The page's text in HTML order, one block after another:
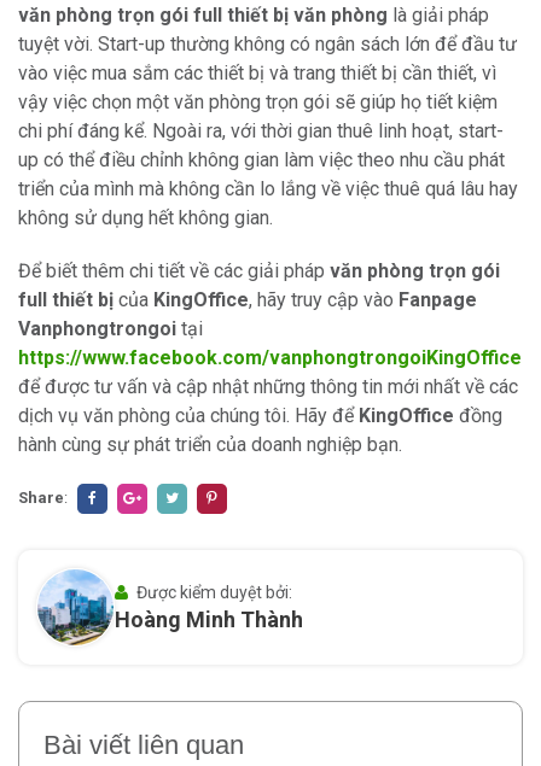
văn phòng trọn gói full thiết bị văn phòng là giải pháp
tuyệt vời. Start-up thường không có ngân sách lớn để đầu tư
vào việc mua sắm các thiết bị và trang thiết bị cần thiết, vì
vậy việc chọn một văn phòng trọn gói sẽ giúp họ tiết kiệm
chi phí đáng kể. Ngoài ra, với thời gian thuê linh hoạt, start-
up có thể điều chỉnh không gian làm việc theo nhu cầu phát
triển của mình mà không cần lo lắng về việc thuê quá lâu hay
không sử dụng hết không gian.
Để biết thêm chi tiết về các giải pháp văn phòng trọn gói
full thiết bị của KingOffice, hãy truy cập vào Fanpage
Vanphongtrongoi tại
https://www.facebook.com/vanphongtrongoiKingOffice
để được tư vấn và cập nhật những thông tin mới nhất về các
dịch vụ văn phòng của chúng tôi. Hãy để KingOffice đồng
hành cùng sự phát triển của doanh nghiệp bạn.
Share:
Được kiểm duyệt bởi:
Hoàng Minh Thành
Bài viết liên quan